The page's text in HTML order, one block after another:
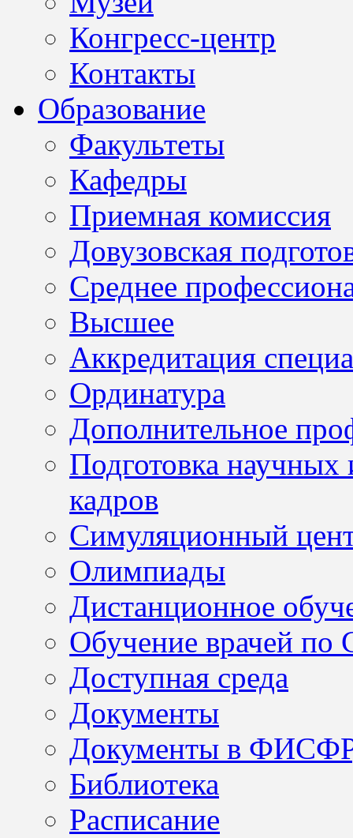
Конгресс-центр
Контакты
Образование
Факультеты
Кафедры
Приемная комиссия
Довузовская
Среднее
Высшее
Аккредитация
Ординатура
Дополнительное
Подготовка научных
кадров
Симуляционный
Олимпиады
Дистанционное
Обучение врачей по
Доступная среда
Документы
Документы в
Библиотека
Расписание